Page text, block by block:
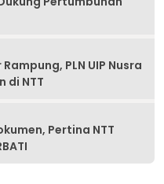
PLN UIP Nusra
di NTT
Pertina NTT